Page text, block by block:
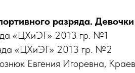
разряда. Девочки
«ЦХиЭГ» 2013 гр. №1
«ЦХиЭГ» 2013 гр. №2
Евгения Игоревна,